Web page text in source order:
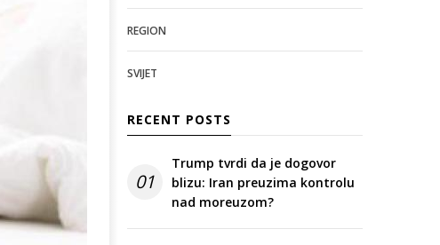
REGION
SVIJET
RECENT POSTS
01
Trump tvrdi da je dogovor
blizu: Iran preuzima kontrolu
nad moreuzom?